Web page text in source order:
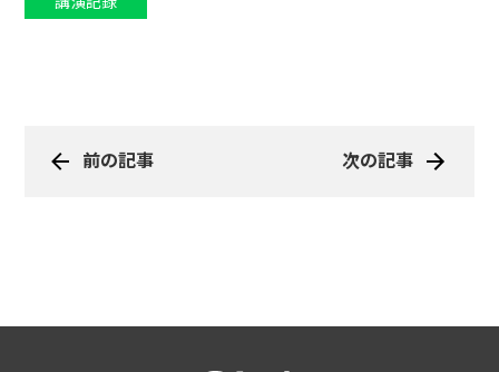
前の記事 次の記事